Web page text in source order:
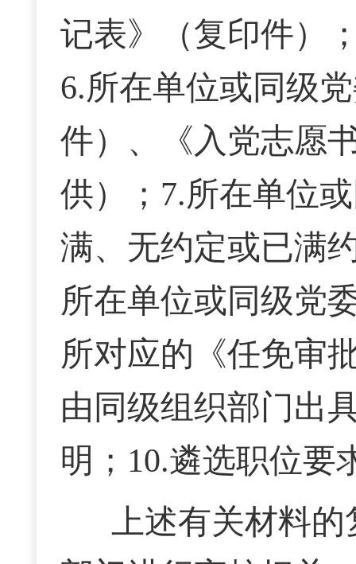
记表》（复印件）
6.所在单位或同级
件）、《入党志愿
供）；7.所在单位
满、无约定或已满
所在单位或同级党
所对应的《任免审
由同级组织部门出
明；10.遴选职位要
上述有关材料